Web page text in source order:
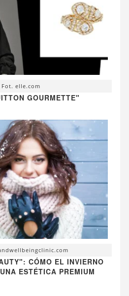
Fot. elle.com
GOURMETTE"
CÓMO EL INVIERNO
ESTÉTICA PREMIUM